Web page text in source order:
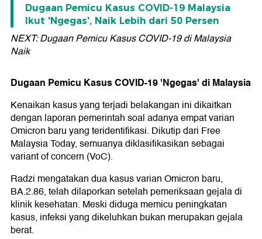
Dugaan Pemicu Kasus COVID-19 Malaysia
Ikut 'Ngegas', Naik Lebih dari 50 Persen
NEXT: Dugaan Pemicu Kasus COVID-19 di Malaysia
Naik
Dugaan Pemicu Kasus COVID-19 'Ngegas' di Malaysia
Kenaikan kasus yang terjadi belakangan ini dikaitkan
dengan laporan pemerintah soal adanya empat varian
Omicron baru yang teridentifikasi. Dikutip dari Free
Malaysia Today, semuanya diklasifikasikan sebagai
variant of concern (VoC).
Radzi mengatakan dua kasus varian Omicron baru,
BA.2.86, telah dilaporkan setelah pemeriksaan gejala di
klinik kesehatan. Meski diduga memicu peningkatan
kasus, infeksi yang dikeluhkan bukan merupakan gejala
berat.